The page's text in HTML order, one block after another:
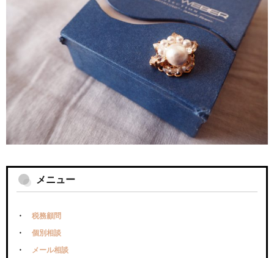
メニュー
税務顧問
個別相談
メール相談